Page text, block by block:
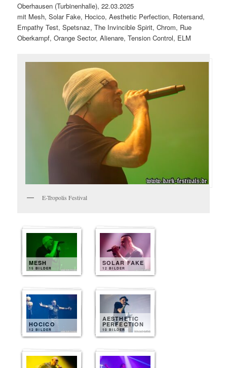
Oberhausen (Turbinenhalle), 22.03.2025
mit Mesh, Solar Fake, Hocico, Aesthetic Perfection, Rotersand,
Empathy Test, Spetsnaz, The Invincible Spirit, Chrom, Rue
Oberkampf, Orange Sector, Alienare, Tension Control, ELM
E-Tropolis Festival
MESH
15 BILDER
SOLAR FAKE
12 BILDER
HOCICO
12 BILDER
AESTHETIC
PERFECTION
10 BILDER